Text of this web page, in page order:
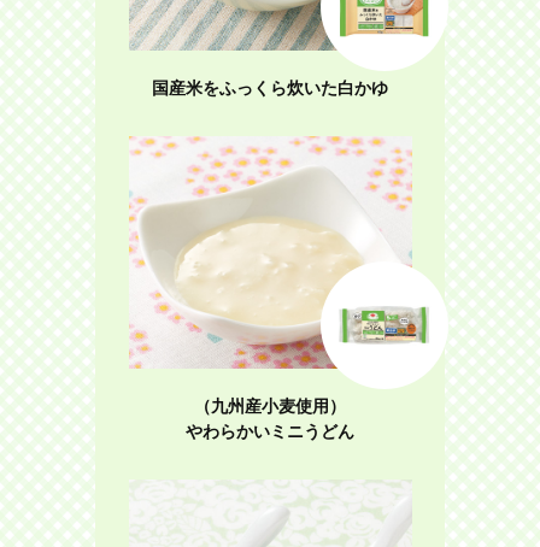
国産米をふっくら炊いた白かゆ
（九州産小麦使用）
やわらかいミニうどん